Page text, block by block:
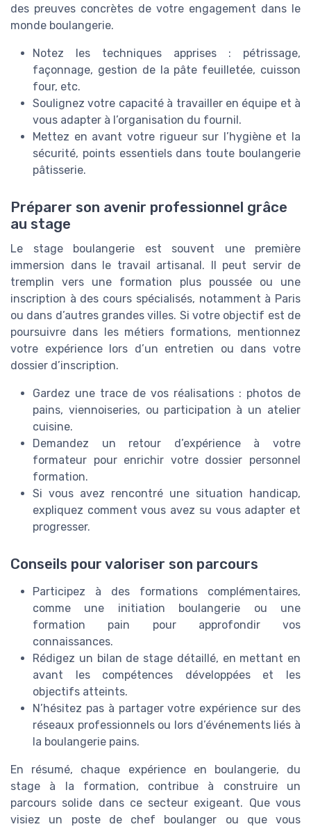
des preuves concrètes de votre engagement dans le
monde boulangerie.
Notez les techniques apprises : pétrissage,
façonnage, gestion de la pâte feuilletée, cuisson
four, etc.
Soulignez votre capacité à travailler en équipe et à
vous adapter à l’organisation du fournil.
Mettez en avant votre rigueur sur l’hygiène et la
sécurité, points essentiels dans toute boulangerie
pâtisserie.
Préparer son avenir professionnel grâce
au stage
Le stage boulangerie est souvent une première
immersion dans le travail artisanal. Il peut servir de
tremplin vers une formation plus poussée ou une
inscription à des cours spécialisés, notamment à Paris
ou dans d’autres grandes villes. Si votre objectif est de
poursuivre dans les métiers formations, mentionnez
votre expérience lors d’un entretien ou dans votre
dossier d’inscription.
Gardez une trace de vos réalisations : photos de
pains, viennoiseries, ou participation à un atelier
cuisine.
Demandez un retour d’expérience à votre
formateur pour enrichir votre dossier personnel
formation.
Si vous avez rencontré une situation handicap,
expliquez comment vous avez su vous adapter et
progresser.
Conseils pour valoriser son parcours
Participez à des formations complémentaires,
comme une initiation boulangerie ou une
formation pain pour approfondir vos
connaissances.
Rédigez un bilan de stage détaillé, en mettant en
avant les compétences développées et les
objectifs atteints.
N’hésitez pas à partager votre expérience sur des
réseaux professionnels ou lors d’événements liés à
la boulangerie pains.
En résumé, chaque expérience en boulangerie, du
stage à la formation, contribue à construire un
parcours solide dans ce secteur exigeant. Que vous
visiez un poste de chef boulanger ou que vous